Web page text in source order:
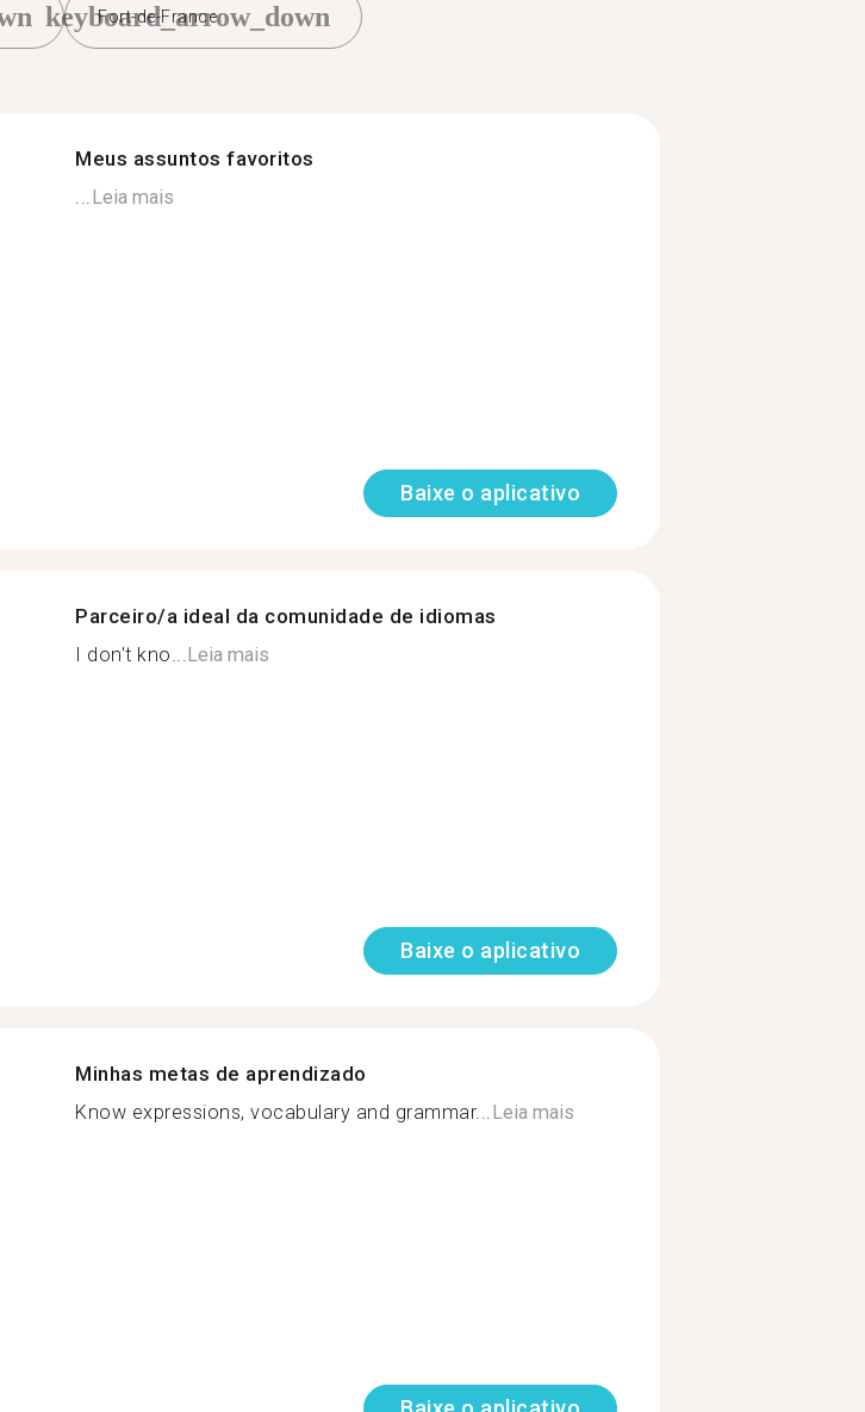
Fort-de-France
keyboard_arrow_down
Meus assuntos favoritos
...Leia mais
Baixe o aplicativo
Parceiro/a ideal da comunidade de idiomas
I don't kno...Leia mais
Baixe o aplicativo
Minhas metas de aprendizado
Know expressions, vocabulary and grammar...Leia mais